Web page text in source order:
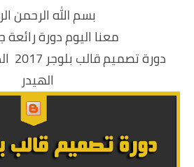
اندرويد
ايفون
العاب
الربح من
الحماية
بسم الله الرحمن
معنا اليوم دورة
الهيدر